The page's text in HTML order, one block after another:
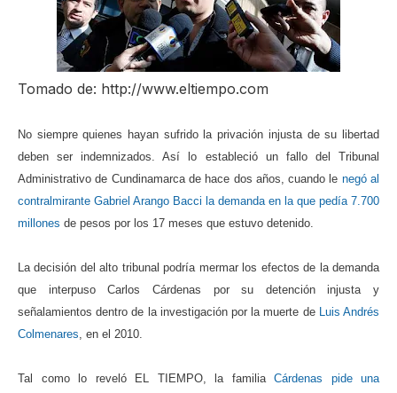
gra
Tomado de: http://www.eltiempo.com
No siempre quienes hayan sufrido la privación injusta de su libertad
deben ser indemnizados. Así lo estableció un fallo del Tribunal
Administrativo de Cundinamarca de hace dos años, cuando le negó al
contralmirante Gabriel Arango Bacci la demanda en la que pedía 7.700
millones de pesos por los 17 meses que estuvo detenido.
La decisión del alto tribunal podría mermar los efectos de la demanda
que interpuso Carlos Cárdenas por su detención injusta y
señalamientos dentro de la investigación por la muerte de Luis Andrés
Colmenares, en el 2010.
Tal como lo reveló EL TIEMPO, la familia
Cárdenas pide una